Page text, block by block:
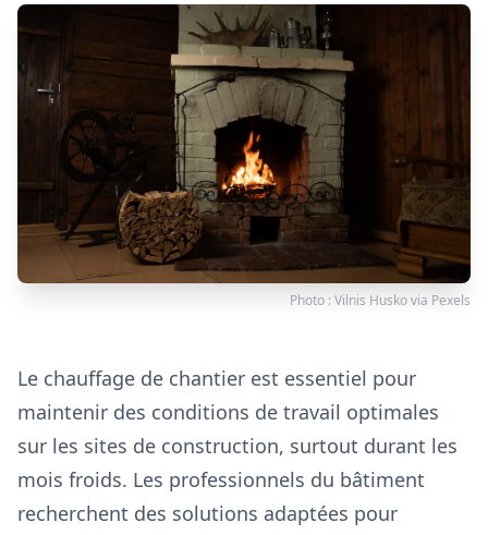
Photo :Vilnis Huskovia Pexels
Le chauffage de chantier est essentiel pour
maintenir des conditions de travail optimales
sur les sites de construction, surtout durant les
mois froids. Les professionnels du bâtiment
recherchent des solutions adaptées pour